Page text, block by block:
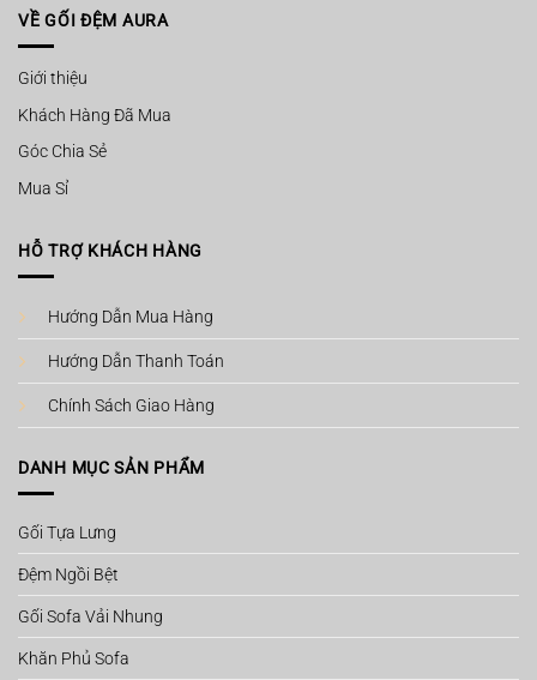
VỀ GỐI ĐỆM AURA
Giới thiệu
Khách Hàng Đã Mua
Góc Chia Sẻ
Mua Sỉ
HỖ TRỢ KHÁCH HÀNG
Hướng Dẫn Mua Hàng
Hướng Dẫn Thanh Toán
Chính Sách Giao Hàng
DANH MỤC SẢN PHẨM
Gối Tựa Lưng
Đệm Ngồi Bệt
Gối Sofa Vải Nhung
Khăn Phủ Sofa